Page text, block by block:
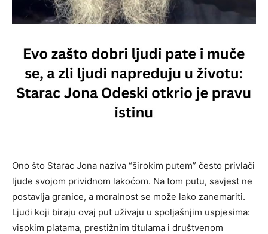
Ono što Starac Jona naziva “širokim putem” često privlači
ljude svojom prividnom lakoćom. Na tom putu, savjest ne
postavlja granice, a moralnost se može lako zanemariti.
Ljudi koji biraju ovaj put uživaju u spoljašnjim uspjesima:
visokim platama, prestižnim titulama i društvenom